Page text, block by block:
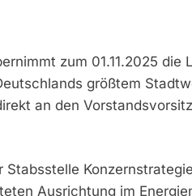
zum 01.11.2025
größtem
an den
Stabsstelle
Ausrichtung im